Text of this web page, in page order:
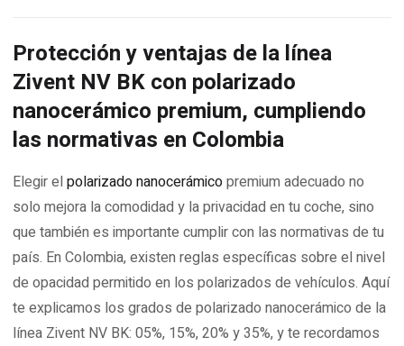
Protección y ventajas de la línea
Zivent NV BK con polarizado
nanocerámico premium, cumpliendo
las normativas en Colombia
Elegir el polarizado nanocerámicopremium adecuado no
solo mejora la comodidad y la privacidad en tu coche, sino
que también es importante cumplir con las normativas de tu
país. En Colombia, existen reglas específicas sobre el nivel
de opacidad permitido en los polarizados de vehículos. Aquí
te explicamos los grados de polarizado nanocerámico de la
línea Zivent NV BK: 05%, 15%, 20% y 35%, y te recordamos